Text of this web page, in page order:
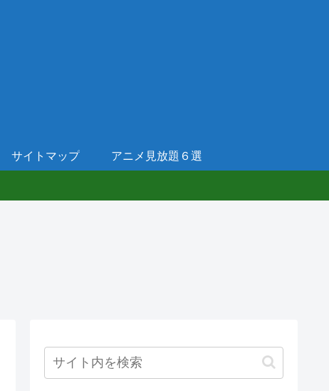
サイトマップ アニメ見放題６選